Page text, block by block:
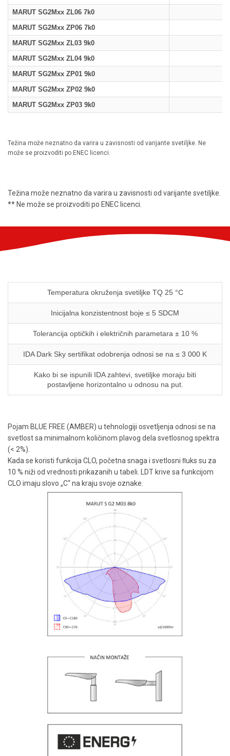
MARUT SG2Mxx ZL06 7k0
MARUT SG2Mxx ZP06 7k0
MARUT SG2Mxx ZL03 9k0
MARUT SG2Mxx ZL04 9k0
MARUT SG2Mxx ZP01 9k0
MARUT SG2Mxx ZP02 9k0
MARUT SG2Mxx ZP03 9k0
Težina može neznatno da varira u zavisnosti od varijante svetiljke. Ne
može se proizvoditi po ENEC licenci.
Težina može neznatno da varira u zavisnosti od varijante svetiljke.
** Ne može se proizvoditi po ENEC licenci.
Temperatura okruženja svetiljke TQ 25 °C
Inicijalna konzistentnost boje ≤ 5 SDCM
Tolerancija optičkih i električnih parametara ± 10 %
IDA Dark Sky sertifikat odobrenja odnosi se na ≤ 3 000 K
Kako bi se ispunili IDA zahtevi, svetiljke moraju biti
postavljene horizontalno u odnosu na put.
Pojam BLUE FREE (AMBER) u tehnologiji osvetljenja odnosi se na
svetlost sa minimalnom količinom plavog dela svetlosnog spektra
(< 2%).
Kada se koristi funkcija CLO, početna snaga i svetlosni ﬂuks su za
10 % niži od vrednosti prikazanih u tabeli. LDT krive sa funkcijom
CLO imaju slovo „C“ na kraju svoje oznake.